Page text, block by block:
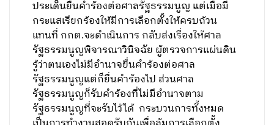
ประเด็นยื่นคำร้องต่อศาลรัฐธรรมนูญ แต่เมื่อมี
กระแสเรียกร้องให้มีการเลือกตั้งให้ครบถ้วน
แทนที่ กกต.จะดำเนินการ กลับส่งเรื่องให้ศาล
รัฐธรรมนูญพิจารณาวินิจฉัย ผู้ตรวจการแผ่นดิน
รู้ว่าตนเองไม่มีอำนาจยื่นคำร้องต่อศาล
รัฐธรรมนูญแต่ก็ยื่นคำร้องไป ส่วนศาล
รัฐธรรมนูญก็รับคำร้องที่ไม่มีอำนาจตาม
รัฐธรรมนูญที่จะรับไว้ได้ กระบวนการทั้งหมด